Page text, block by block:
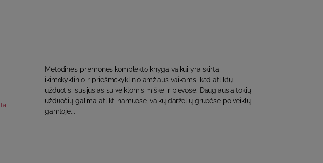
Metodinės priemonės komplekto knyga vaikui yra skirta
ikimokyklinio ir priešmokyklinio amžiaus vaikams, kad atliktų
užduotis, susijusias su veiklomis miške ir pievose. Daugiausia tokių
užduočių galima atlikti namuose, vaikų darželių grupėse po veiklų
gamtoje...